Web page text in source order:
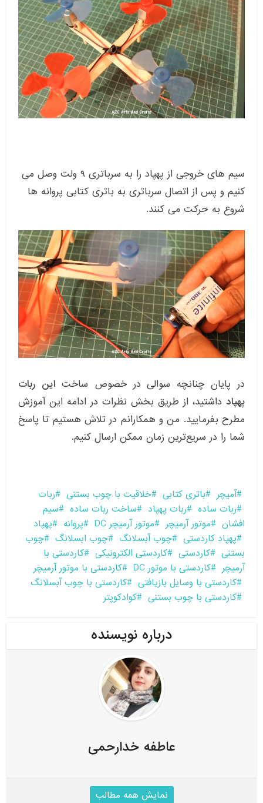
سیم های خروجی از پهپاد را به سرباتری ۹ ولت وصل می
کنیم و پس از اتصال سرباتری به باتری کتابی پروانه ها
شروع به حرکت می کنند.
در پایان چنانچه سوالی در خصوص ساخت این ربات
پهپاد داشتید، از طریق بخش نظرات در ادامه این آموزش
مطرح بفرمایید. من و همکارانم در تلاش هستیم تا پاسخ
شما را در سریع‌ترین زمان ممکن ارسال کنیم.
آمیچر باتری کتابی خلاقیت با چوب بستنی
ربات
ربات ساده
ربات پهپاد ساخت ربات ساده
سیم
افشان
موتور آرمیچر موتور آرمیچر DC پروانه
پهپاد
پهپاد کاردستی
چوب آبسلانگ چوب ابسلانگ
چوب
بستنی
کاردستی کاردستی الکترونیکی
کاردستی با
آرمیچر
کاردستی با موتور DC
کاردستی با موتور آرمیچر
کاردستی با وسایل بازیافتی
کاردستی با چوب آبسلانگ
کاردستی با چوب بستنی
کوادکوپتر
درباره نویسنده
عاطفه خدارحمی
نمایش همه مطالب